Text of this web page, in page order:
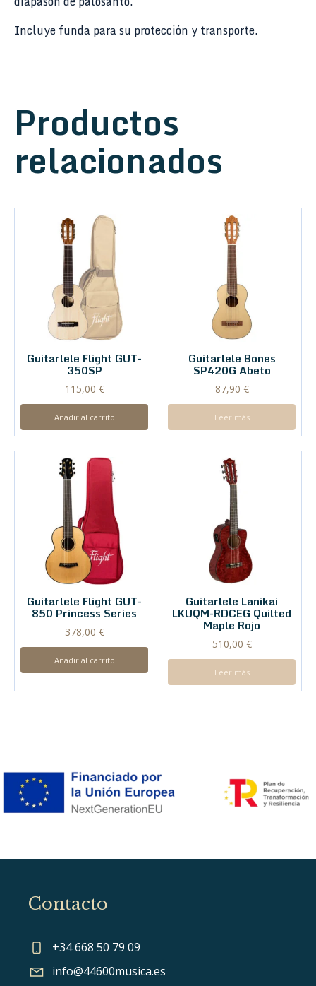
Incluye funda para su protección y transporte.
Productos
relacionados
Guitarlele Flight GUT-
350SP
115,00 €
Añadir al carrito
Guitarlele Bones
SP420G Abeto
87,90 €
Leer más
Guitarlele Flight GUT-
850 Princess Series
378,00 €
Añadir al carrito
Guitarlele Lanikai
LKUQM-RDCEG Quilted
Maple Rojo
510,00 €
Leer más
Contacto
+34 668 50 79 09
info@44600musica.es